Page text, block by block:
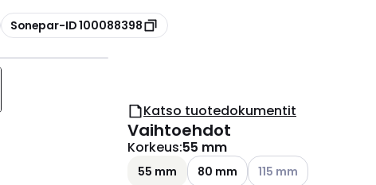
Kopioi
Sonepar-ID 100088398
Katso tuotedokumentit
Vaihtoehdot
Korkeus:55 mm
55 mm 80 mm Katso käytettävissä
115 mm